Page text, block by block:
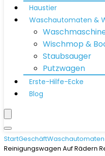
Haustier
Waschautomaten &
Wischmop &
Staubsauger
Putzwagen
Erste-Hilfe-Ecke
Blog
StartGeschäft
Reinigungswagen Auf Rädern